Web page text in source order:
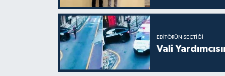
EDITÖRÜN SEÇTIĞI
Vali